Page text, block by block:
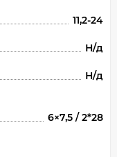
11,2-24
Н/д
Н/д
6×7,5 / 2*28